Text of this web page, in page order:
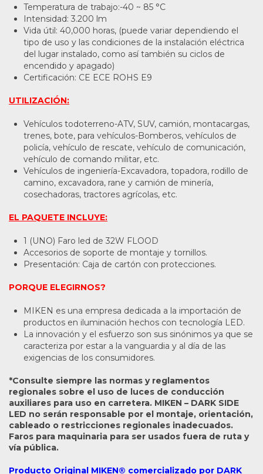
Temperatura de trabajo:-40 ~ 85 °C
Intensidad: 3.200 lm
Vida útil: 40,000 horas, (puede variar dependiendo el
tipo de uso y las condiciones de la instalación eléctrica
del lugar instalado, como así también su ciclos de
encendido y apagado)
Certificación: CE ECE ROHS E9
UTILIZACIÓN:
Vehículos todoterreno-ATV, SUV, camión, montacargas,
trenes, bote, para vehículos-Bomberos, vehículos de
policía, vehículo de rescate, vehículo de comunicación,
vehículo de comando militar, etc.
Vehículos de ingeniería-Excavadora, topadora, rodillo de
camino, excavadora, rane y camión de minería,
cosechadoras, tractores agrícolas, etc.
EL PAQUETE INCLUYE:
1 (UNO) Faro led de 32W FLOOD
Accesorios de soporte de montaje y tornillos.
Presentación: Caja de cartón con protecciones.
PORQUE ELEGIRNOS?
MIKEN es una empresa dedicada a la importación de
productos en iluminación hechos con tecnología LED.
La innovación y el esfuerzo son sus sinónimos ya que se
caracteriza por estar a la vanguardia y al día de las
exigencias de los consumidores.
*Consulte siempre las normas y reglamentos
regionales sobre el uso de luces de conducción
auxiliares para uso en carretera. MIKEN – DARK SIDE
LED no serán responsable por el montaje, orientación,
cableado o restricciones regionales inadecuados.
Faros para maquinaria para ser usados fuera de ruta y
vía pública.
Producto Original MIKEN® comercializado por DARK